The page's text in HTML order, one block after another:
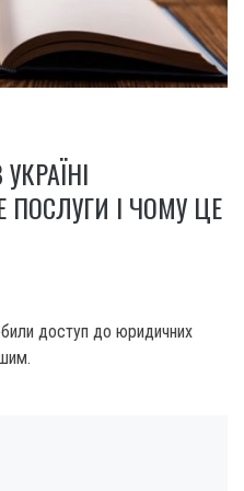
ПОСЛУГИ І ЧОМУ ЦЕ
доступ до юридичних